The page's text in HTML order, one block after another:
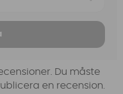
Du måste
en recension.